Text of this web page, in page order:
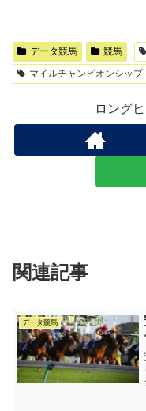
データ競馬 競馬
マイルチャンピオンシップ
ロング
関連記事
データ競馬